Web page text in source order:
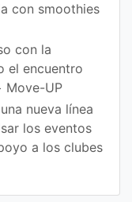
con smoothies
con la
el encuentro
Move-UP
nueva línea
los eventos
a los clubes